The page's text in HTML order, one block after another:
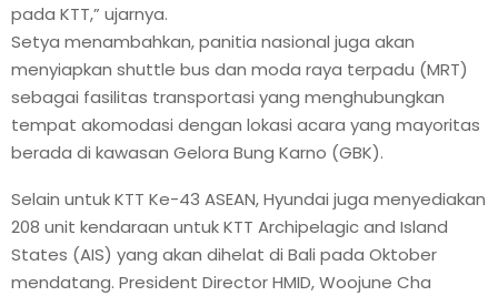
pada KTT,” ujarnya.
Setya menambahkan, panitia nasional juga akan
menyiapkan shuttle bus dan moda raya terpadu (MRT)
sebagai fasilitas transportasi yang menghubungkan
tempat akomodasi dengan lokasi acara yang mayoritas
berada di kawasan Gelora Bung Karno (GBK).
Selain untuk KTT Ke-43 ASEAN, Hyundai juga menyediakan
208 unit kendaraan untuk KTT Archipelagic and Island
States (AIS) yang akan dihelat di Bali pada Oktober
mendatang. President Director HMID, Woojune Cha